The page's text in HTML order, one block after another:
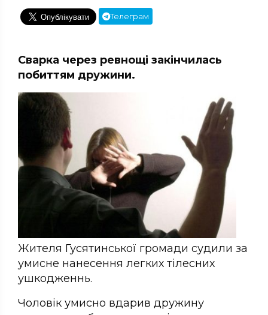
Телеграм
Сварка через ревнощі закінчилась
побиттям дружини.
Жителя Гусятинської громади судили за
умисне нанесення легких тілесних
ушкодженнь.
Чоловік умисно вдарив дружину